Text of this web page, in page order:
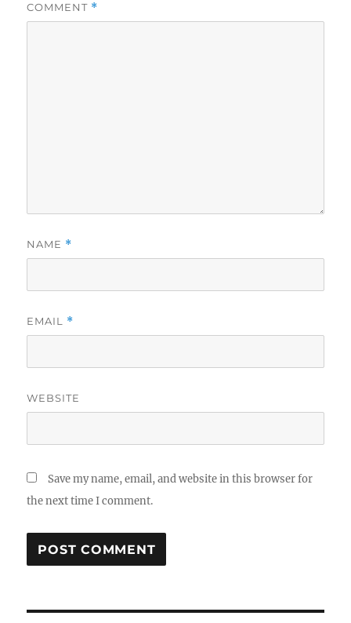
COMMENT *
NAME *
EMAIL *
WEBSITE
Save my name, email, and website in this browser for
the next time I comment.